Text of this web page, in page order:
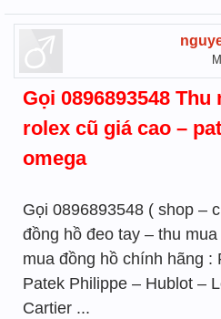
Gọi 0896893548
rolex cũ giá cao –
omega
Gọi 0896893548 ( shop –
đồng hồ đeo tay – thu
mua đồng hồ chính hãng :
Patek Philippe – Hublot –
Cartier ...